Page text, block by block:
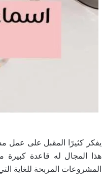
يفكر كثيرًا المقبل على عمل
هذا المجال له قاعدة كبيرة
المشروعات المربحة للغاية